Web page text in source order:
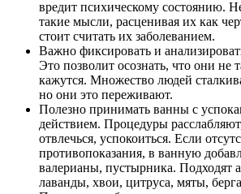
вредит психическому состоянию.
такие мысли, расценивая их как
стоит считать их заболеванием.
Важно фиксировать и
Это позволит осознать, что они не
кажутся. Множество людей
но они это переживают.
Полезно принимать ванны с
действием. Процедуры
отвлечься, успокоиться. Если
противопоказания, в ванную
валерианы, пустырника. Подходят
лаванды, хвои, цитруса, мяты,